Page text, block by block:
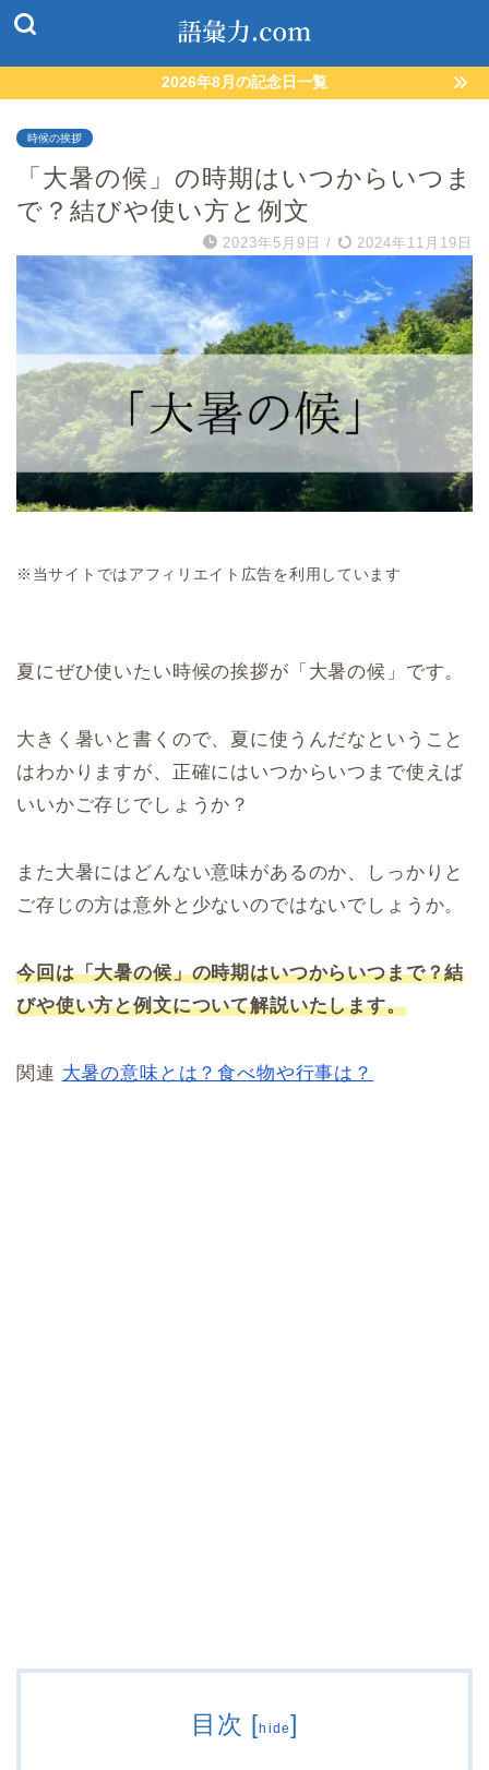
2026年8月の記念日一覧
時候の挨拶
「大暑の候」の時期はいつからいつま
で？結びや使い方と例文
2023年5月9日 / 2024年11月19日
※当サイトではアフィリエイト広告を利用しています
夏にぜひ使いたい時候の挨拶が「大暑の候」です。
大きく暑いと書くので、夏に使うんだなということ
はわかりますが、正確にはいつからいつまで使えば
いいかご存じでしょうか？
また大暑にはどんない意味があるのか、しっかりと
ご存じの方は意外と少ないのではないでしょうか。
今回は「大暑の候」の時期はいつからいつまで？結
びや使い方と例文について解説いたします。
関連 大暑の意味とは？食べ物や行事は？
目次 [hide]